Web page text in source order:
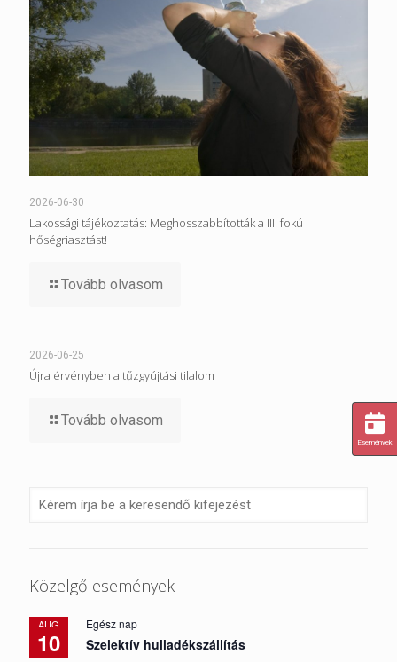
2026-06-30
Lakossági tájékoztatás: Meghosszabbították a III. fokú
hőségriasztást!
Tovább olvasom
2026-06-25
Újra érvényben a tűzgyújtási tilalom
Tovább olvasom
Közelgő események
AUG
10
Egész nap
Szelektív hulladékszállítás
Események